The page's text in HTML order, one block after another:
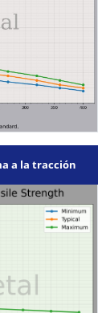
a la tracción